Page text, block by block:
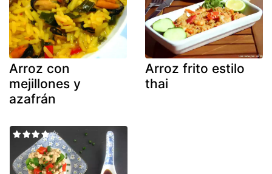
Arroz con
mejillones y
azafrán
Arroz frito estilo
thai